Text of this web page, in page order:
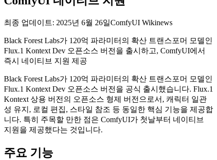
최종 업데이트: 2025년 6월 26일ComfyUI Wikinews
Black Forest Labs가 120억 파라미터의 확산 트랜스포머 모델인
Flux.1 Kontext Dev 오픈소스 버전을 출시하고, ComfyUI에서
즉시 네이티브 지원 제공
Black Forest Labs가 120억 파라미터의 확산 트랜스포머 모델인
Flux.1 Kontext Dev 오픈소스 버전을 공식 출시했습니다. Flux.1
Kontext 상용 버전의 오픈소스 형제 버전으로서, 캐릭터 일관
성 유지, 로컬 편집, 스타일 참조 등 동일한 핵심 기능을 제공합
니다. 특히 주목할 만한 점은 ComfyUI가 첫날부터 네이티브
지원을 제공했다는 것입니다.
주요 기능